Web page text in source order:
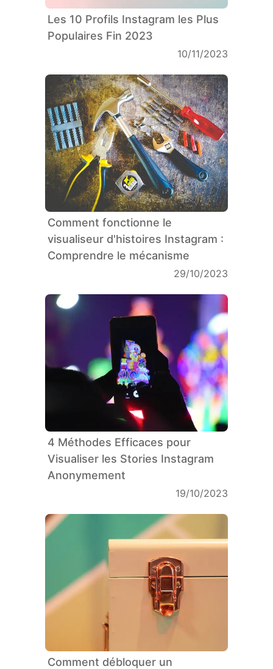
Les 10 Profils Instagram les Plus
Populaires Fin 2023
10/11/2023
Comment fonctionne le
visualiseur d'histoires Instagram :
Comprendre le mécanisme
29/10/2023
4 Méthodes Efficaces pour
Visualiser les Stories Instagram
Anonymement
19/10/2023
Comment débloquer un